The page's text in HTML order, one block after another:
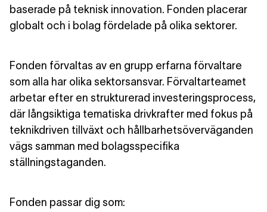
baserade på teknisk innovation. Fonden placerar
globalt och i bolag fördelade på olika sektorer.
Fonden förvaltas av en grupp erfarna förvaltare
som alla har olika sektorsansvar. Förvaltarteamet
arbetar efter en strukturerad investeringsprocess,
där långsiktiga tematiska drivkrafter med fokus på
teknikdriven tillväxt och hållbarhetsöverväganden
vägs samman med bolagsspecifika
ställningstaganden.
Fonden passar dig som: